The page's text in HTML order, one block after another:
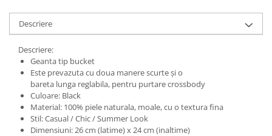
Descriere
Descriere:
Geanta tip bucket
Este prevazuta cu doua manere scurte și o
bareta lunga reglabila, pentru purtare crossbody
Culoare: Black
Material: 100% piele naturala, moale, cu o textura fina
Stil: Casual / Chic / Summer Look
Dimensiuni: 26 cm (latime) x 24 cm (inaltime)